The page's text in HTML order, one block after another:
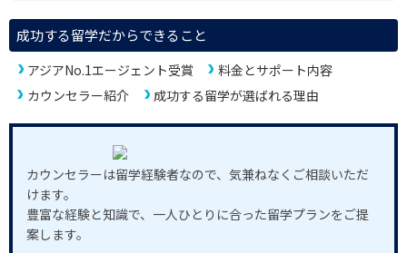
成功する留学だからできること
アジアNo.1エージェント受賞
料金とサポート内容
カウンセラー紹介
成功する留学が選ばれる理由
カウンセラーは留学経験者なので、気兼ねなくご相談いただ
けます。
豊富な経験と知識で、一人ひとりに合った留学プランをご提
案します。